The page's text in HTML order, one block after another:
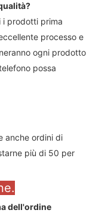
i prodotti prima
processo e
ogni prodotto
possa
anche ordini di
più di 50 per
dell'ordine